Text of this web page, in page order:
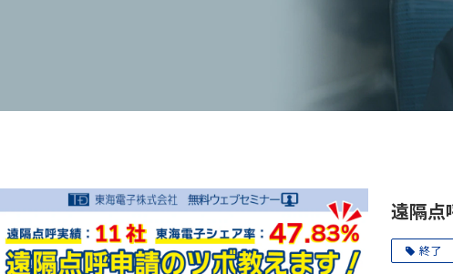
遠隔点
終了